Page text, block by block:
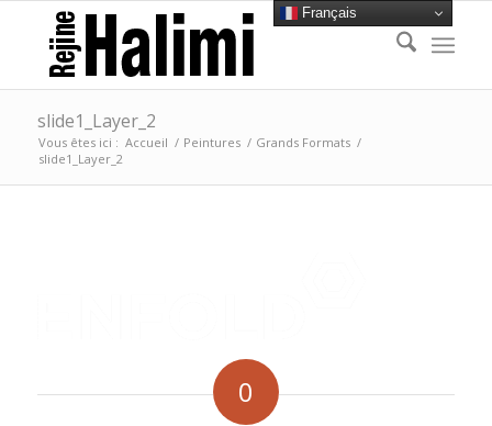
slide1_Layer_2
Vous êtes ici : Accueil / Peintures / Grands Formats /
slide1_Layer_2
0
Français